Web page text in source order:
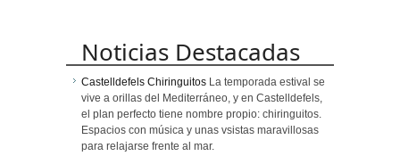
Noticias Destacadas
Castelldefels Chiringuitos La temporada estival se
vive a orillas del Mediterráneo, y en Castelldefels,
el plan perfecto tiene nombre propio: chiringuitos.
Espacios con música y unas vsistas maravillosas
para relajarse frente al mar.